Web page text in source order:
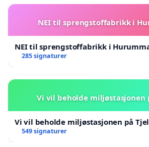
NEI til sprengstoffabrikk i
NEI til sprengstoffabrikk i
285 signaturer
Vi vil beholde miljøstasjonen
Vi vil beholde miljøstasjonen på
549 signaturer